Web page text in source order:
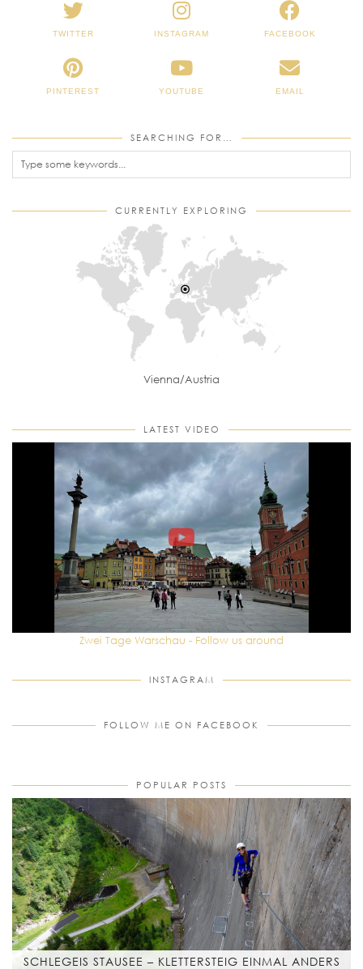
TWITTER INSTAGRAM FACEBOOK
PINTEREST YOUTUBE EMAIL
SEARCHING FOR…
CURRENTLY EXPLORING
Vienna/Austria
LATEST VIDEO
Zwei Tage Warschau - Follow us around
INSTAGRAM
FOLLOW ME ON FACEBOOK
POPULAR POSTS
SCHLEGEIS STAUSEE – KLETTERSTEIG EINMAL ANDERS